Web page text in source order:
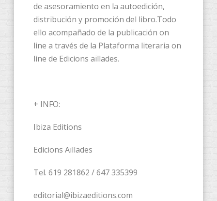
de asesoramiento en la autoedición,
distribución y promoción del libro.Todo
ello acompañado de la publicación on
line a través de la Plataforma literaria on
line de Edicions aïllades.
+ INFO:
Ibiza Editions
Edicions Aïllades
Tel. 619 281862 / 647 335399
editorial@ibizaeditions.com